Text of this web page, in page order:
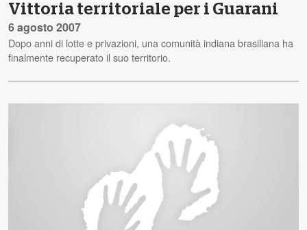
Vittoria territoriale per i Guarani
6 agosto 2007
Dopo anni di lotte e privazioni, una comunità indiana brasiliana ha
finalmente recuperato il suo territorio.